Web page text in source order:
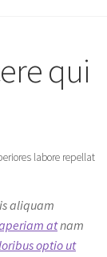
qui
labore repellat
aliquam
atnam
optio ut